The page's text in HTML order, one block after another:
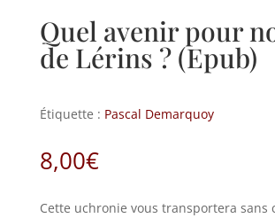
Quel avenir pour
de Lérins ? (Epub)
Étiquette : Pascal Demarquoy
8,00€
Cette uchronie vous transportera sans